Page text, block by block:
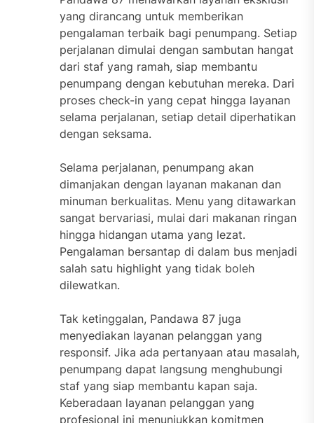
yang dirancang untuk memberikan
pengalaman terbaik bagi penumpang. Setiap
perjalanan dimulai dengan sambutan hangat
dari staf yang ramah, siap membantu
penumpang dengan kebutuhan mereka. Dari
proses check-in yang cepat hingga layanan
selama perjalanan, setiap detail diperhatikan
dengan seksama.
Selama perjalanan, penumpang akan
dimanjakan dengan layanan makanan dan
minuman berkualitas. Menu yang ditawarkan
sangat bervariasi, mulai dari makanan ringan
hingga hidangan utama yang lezat.
Pengalaman bersantap di dalam bus menjadi
salah satu highlight yang tidak boleh
dilewatkan.
Tak ketinggalan, Pandawa 87 juga
menyediakan layanan pelanggan yang
responsif. Jika ada pertanyaan atau masalah,
penumpang dapat langsung menghubungi
staf yang siap membantu kapan saja.
Keberadaan layanan pelanggan yang
profesional ini menunjukkan komitmen